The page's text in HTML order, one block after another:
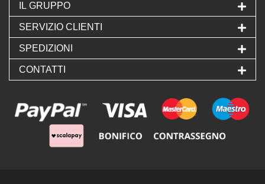
IL GRUPPO
SERVIZIO CLIENTI
SPEDIZIONI
CONTATTI